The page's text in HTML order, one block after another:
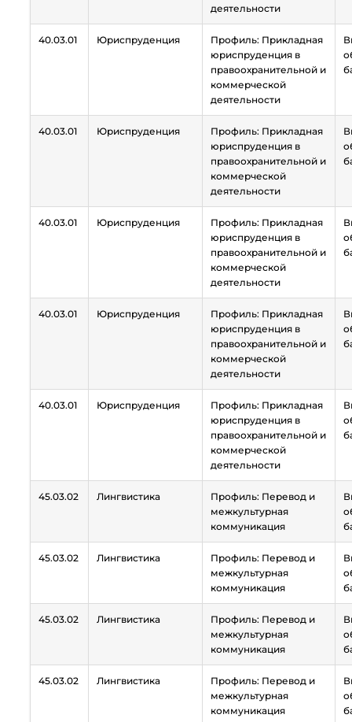
деятельности
40.03.01 Юриспруденция
Профиль: Прикладная
юриспруденция в
правоохранительной и
коммерческой
деятельности
40.03.01 Юриспруденция
Профиль: Прикладная
юриспруденция в
правоохранительной и
коммерческой
деятельности
40.03.01 Юриспруденция
Профиль: Прикладная
юриспруденция в
правоохранительной и
коммерческой
деятельности
40.03.01 Юриспруденция
Профиль: Прикладная
юриспруденция в
правоохранительной и
коммерческой
деятельности
40.03.01 Юриспруденция
Профиль: Прикладная
юриспруденция в
правоохранительной и
коммерческой
деятельности
45.03.02 Лингвистика
Профиль: Перевод и
межкультурная
коммуникация
45.03.02 Лингвистика
Профиль: Перевод и
межкультурная
коммуникация
45.03.02 Лингвистика
Профиль: Перевод и
межкультурная
коммуникация
45.03.02 Лингвистика
Профиль: Перевод и
межкультурная
коммуникация